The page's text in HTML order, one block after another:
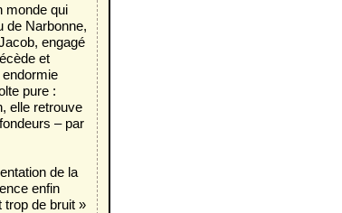
monde qui
de Narbonne,
engagé
et
pure :
elle retrouve
– par
de la
enfin
trop de bruit »